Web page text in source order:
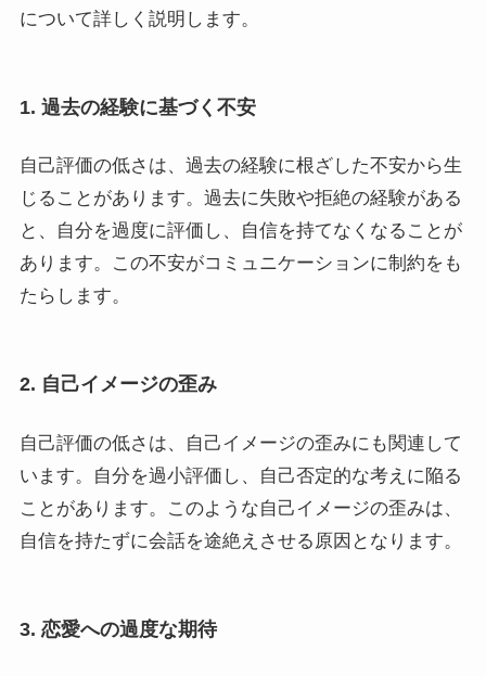
について詳しく説明します。
1. 過去の経験に基づく不安
自己評価の低さは、過去の経験に根ざした不安から生
じることがあります。過去に失敗や拒絶の経験がある
と、自分を過度に評価し、自信を持てなくなることが
あります。この不安がコミュニケーションに制約をも
たらします。
2. 自己イメージの歪み
自己評価の低さは、自己イメージの歪みにも関連して
います。自分を過小評価し、自己否定的な考えに陥る
ことがあります。このような自己イメージの歪みは、
自信を持たずに会話を途絶えさせる原因となります。
3. 恋愛への過度な期待